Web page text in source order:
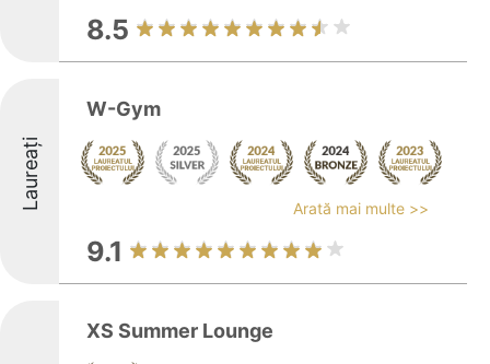
8.5
Laureați
W-Gym
Arată mai multe >>
9.1
XS Summer Lounge